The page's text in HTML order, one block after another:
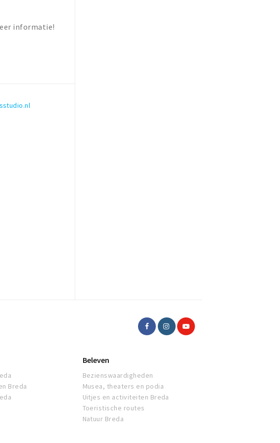
informatie!
Breda
Beleven
Bezienswaardigheden
Musea, theaters en podia
Uitjes en activiteiten Breda
Toeristische routes
Natuur Breda